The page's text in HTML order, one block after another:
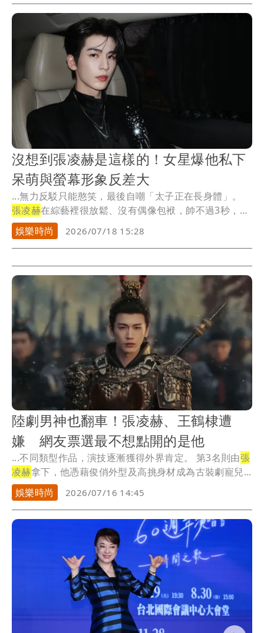
沒想到張凌赫是這樣的！女星爆他私下
呆萌與螢幕形象反差大
...無力反駁只能憨笑，最後自嘲「太子正在長身體」。
張凌赫在綜藝裡很放鬆、沒有偶像包袱，帥不過3秒，
常...
娛樂時尚 2026/07/18 15:28
陸劇男神也翻車！張凌赫、王鶴棣遭
嫌 網友票選最不想點開的是他
...不同類型作品，演技逐漸獲得外界肯定。 第3名則由張
凌赫拿下，他憑藉俊俏外型及高挑身材成為古裝劇寵兒...
娛樂時尚
2026/07/16 14:45